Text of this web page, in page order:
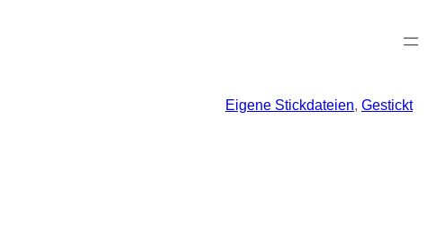
Eigene Stickdateien, Gestickt